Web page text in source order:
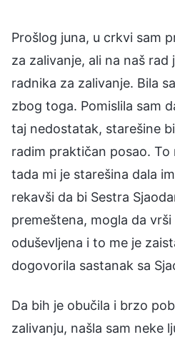
Prošlog juna, u crkvi sam
za zalivanje, ali na naš
radnika za zalivanje. Bila
zbog toga. Pomislila sam
taj nedostatak, starešine
radim praktičan posao. To
tada mi je starešina dala
rekavši da bi Sestra
premeštena, mogla da vrši
oduševljena i to me je
dogovorila sastanak sa
Da bih je obučila i brzo
zalivanju, našla sam neke